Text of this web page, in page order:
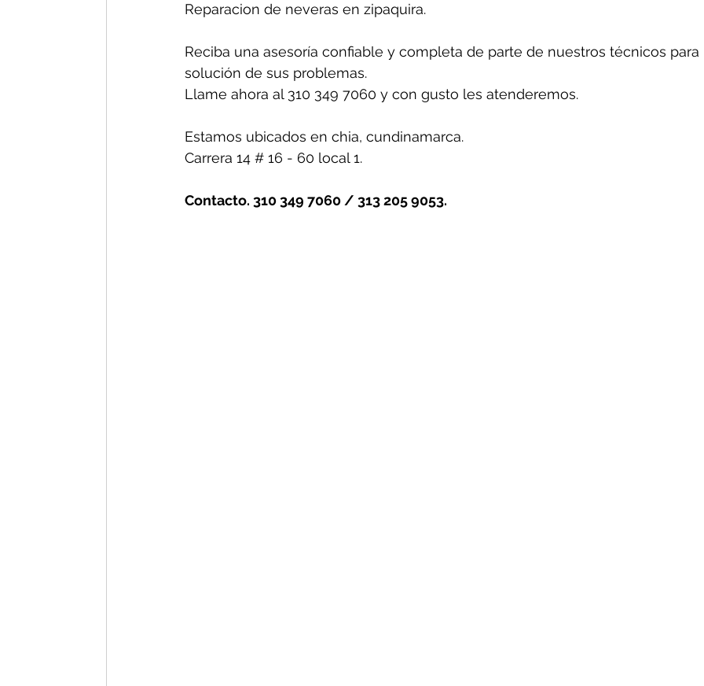
Reparacion de neveras en zipaquira.
Reciba una asesoría confiable y completa de parte de nuestros técnicos
solución de sus problemas.
Llame ahora al 310 349 7060 y con gusto les atenderemos.
Estamos ubicados en chia, cundinamarca.
Carrera 14 # 16 - 60 local 1.
Contacto. 310 349 7060 / 313 205 9053.